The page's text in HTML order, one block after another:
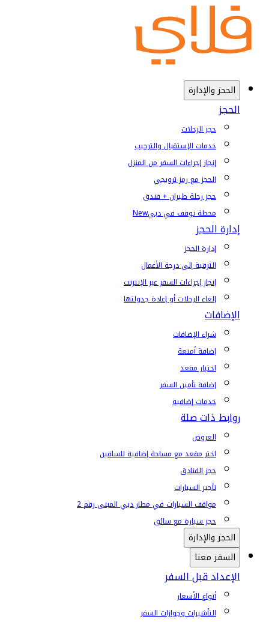
الحجز والإدارة
الحجز
حجز الرحلات
خدمات الإستقبال والترحيب
إنجاز إجراءات السفر من المنزل
الحجز مع رمز ترويجي
حجز رحلة طيران + فندق
محطة توقف في دبيNew
إدارة الحجز
إدارة الحجز
الترقية إلى درجة الأعمال
إنجاز إجراءات السفر عبر الإنترنت
إلغاء الرحلات أو إعادة جدولتها
الإضافات
شراء الإضافات
إضافة أمتعة
اختيار مقعد
إضافة تأمين السفر
خدمات إضافية
روابط ذات صلة
العروض
اختر مقعد مع مساحة إضافية للساقين
حجز الفنادق
تأجير السيارات
مواقف السيارات في مطار دبي المبنى رقم 2
حجز سيارة مع سائق
الحجز والإدارة
السفر معنا
الإعداد قبل السفر
أنواع الأسعار
التأشيرات وجوازات السفر